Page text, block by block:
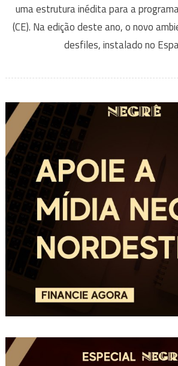
uma estrutura inédita para a
(CE). Na edição deste ano, o novo
desfiles, instalado no